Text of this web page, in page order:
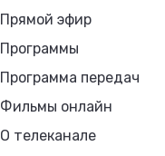
Прямой эфир
Программы
Программа передач
Фильмы онлайн
О телеканале